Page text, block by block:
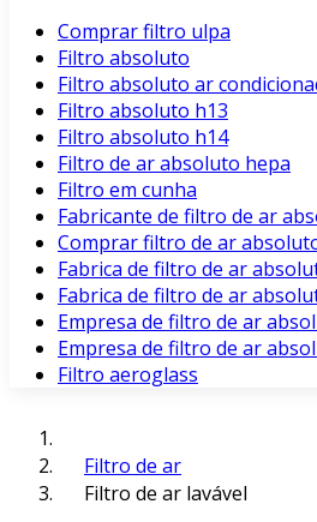
Comprar filtro ulpa
Filtro absoluto
Filtro absoluto ar
Filtro absoluto h13
Filtro absoluto h14
Filtro de ar absoluto hepa
Filtro em cunha
Fabricante de filtro de ar
Comprar filtro de ar
Fabrica de filtro de ar
Fabrica de filtro de ar
Empresa de filtro de ar
Empresa de filtro de ar
Filtro aeroglass
Filtro de ar
Filtro de ar lavável